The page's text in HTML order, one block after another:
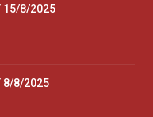
15/8/2025
8/8/2025